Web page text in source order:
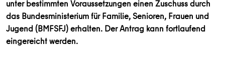
unter bestimmten Voraussetzungen einen Zuschuss durch
das Bundesministerium für Familie, Senioren, Frauen und
Jugend (BMFSFJ) erhalten. Der Antrag kann fortlaufend
eingereicht werden.